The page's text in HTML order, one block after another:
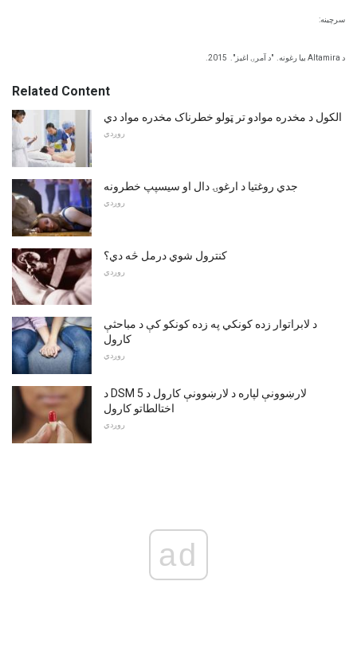
سرچینه:
د Altamira بیا رغونه. "د آمرۍ اغیز". 2015.
Related Content
الکول د مخدره موادو تر ټولو خطرناک مخدره مواد دي
روږدي
جدي روغتیا د ارغوۍ دال او سیسپپ خطرونه
روږدي
کنترول شوي درمل څه دي؟
روږدي
د لابراتوار زده کونکي په زده کونکو کې د مباحثې
کارول
روږدي
د DSM 5 لارښوونې لپاره د لارښوونې کارول د
اختالطاتو کارول
روږدي
ad